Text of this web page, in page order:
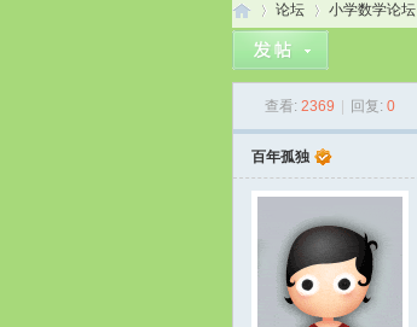
论坛
›
小学数学论坛
查看: 2369 回复: 0
百年孤独